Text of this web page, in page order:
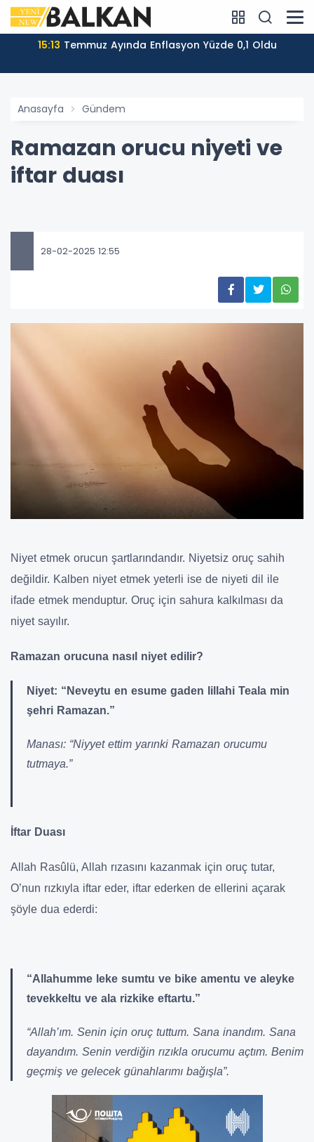
15:13 Temmuz Ayında Enflasyon Yüzde 0,1 Oldu
Anasayfa Gündem
Ramazan orucu niyeti ve
iftar duası
28-02-2025 12:55
Niyet etmek orucun şartlarındandır. Niyetsiz oruç sahih
değildir. Kalben niyet etmek yeterli ise de niyeti dil ile
ifade etmek menduptur. Oruç için sahura kalkılması da
niyet sayılır.
Ramazan orucuna nasıl niyet edilir?
Niyet: “Neveytu en esume gaden lillahi Teala min
şehri Ramazan.”
Manası: “Niyyet ettim yarınki Ramazan orucumu
tutmaya.”
İftar Duası
Allah Rasûlü, Allah rızasını kazanmak için oruç tutar,
O’nun rızkıyla iftar eder, iftar ederken de ellerini açarak
şöyle dua ederdi:
“Allahumme leke sumtu ve bike amentu ve aleyke
tevekkeltu ve ala rizkike eftartu.”
“Allah’ım. Senin için oruç tuttum. Sana inandım. Sana
dayandım. Senin verdiğin rızıkla orucumu açtım. Benim
geçmiş ve gelecek günahlarımı bağışla”.